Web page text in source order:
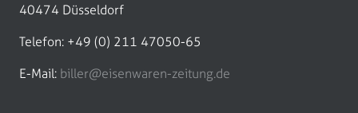
40474 Düsseldorf
Telefon: +49 (0) 211 47050-65
E-Mail: biller@eisenwaren-zeitung.de